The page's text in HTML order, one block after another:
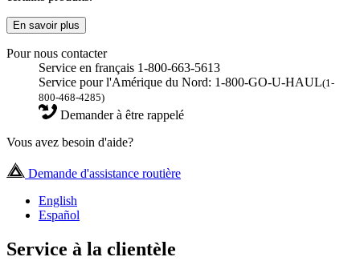
En savoir plus
Pour nous contacter
Service en français 1-800-663-5613
Service pour l'Amérique du Nord: 1-800-GO-U-HAUL(1-
800-468-4285)
Demander à être rappelé
Vous avez besoin d'aide?
Demande d'assistance routière
English
Español
Service à la clientèle